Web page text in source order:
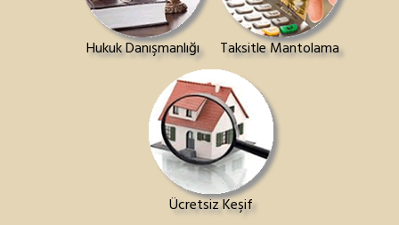
Hukuk Danışmanlığı Taksitle Mantolama
Ücretsiz Keşif